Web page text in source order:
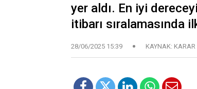
yer aldı. En iyi
itibarı sıralamasında
28/06/2025 15:39 KAYNAK: KARAR